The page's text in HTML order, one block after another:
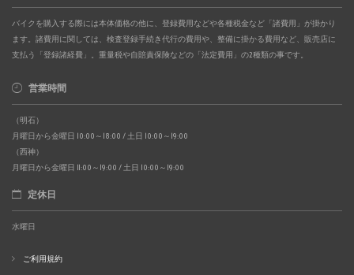
バイクを購入する際には本体価格の他に、登録費用などや各種税金など「諸費用」が掛かり
ます。諸費用に関しては、検査登録手続き代行の費用や、整備に掛かる費用など、販売店に
支払う「登録諸経費」。重量税や自賠責保険などの「法定費用」の2種類の事です。
営業時間
（明石）
月曜日から金曜日 10:00～18:00 / 土日 10:00～19:00
（西神）
月曜日から金曜日 11:00～19:00 / 土日 10:00～19:00
定休日
水曜日
ご利用規約